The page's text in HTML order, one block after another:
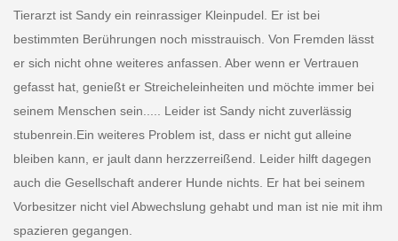
Tierarzt ist Sandy ein reinrassiger Kleinpudel. Er ist bei
bestimmten Berührungen noch misstrauisch. Von Fremden lässt
er sich nicht ohne weiteres anfassen. Aber wenn er Vertrauen
gefasst hat, genießt er Streicheleinheiten und möchte immer bei
seinem Menschen sein..... Leider ist Sandy nicht zuverlässig
stubenrein.Ein weiteres Problem ist, dass er nicht gut alleine
bleiben kann, er jault dann herzzerreißend. Leider hilft dagegen
auch die Gesellschaft anderer Hunde nichts. Er hat bei seinem
Vorbesitzer nicht viel Abwechslung gehabt und man ist nie mit ihm
spazieren gegangen.